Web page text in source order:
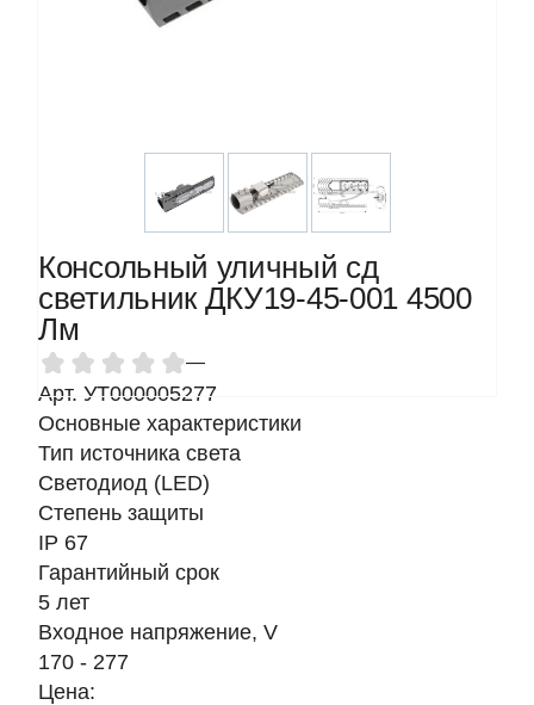
Консольный уличный сд
светильник ДКУ19-45-001 4500
Лм
—
Арт. УТ000005277
Основные характеристики
Тип источника света
Светодиод (LED)
Степень защиты
IP 67
Гарантийный срок
5 лет
Входное напряжение, V
170 - 277
Цена: